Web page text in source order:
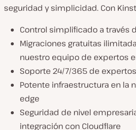
seguridad y simplicidad. Con
Control simplificado a través
Migraciones gratuitas
nuestro equipo de expertos
Soporte 24/7/365 de
Potente infraestructura en la
edge
Seguridad de nivel
integración con Cloudflare